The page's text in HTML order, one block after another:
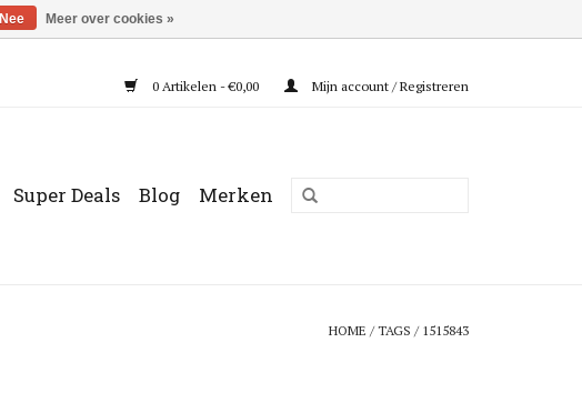
0 Artikelen - €0,00 Mijn account / Registreren
Super Deals Blog Merken
HOME /TAGS / 1515843
Nee Meer over cookies »